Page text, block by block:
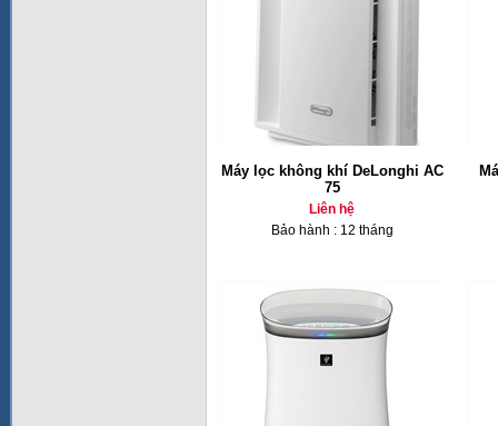
Máy lọc không khí DeLonghi AC
75
Liên hệ
Bảo hành : 12 tháng